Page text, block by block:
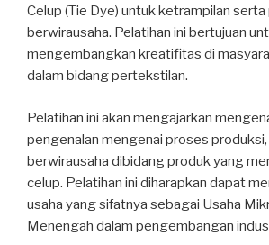
Lingkungan
Sungai
Cikapundung”
Celup (Tie Dye) untuk ketrampilan serta
berwirausaha. Pelatihan ini bertujuan
mengembangkan kreatifitas di
dalam bidang pertekstilan.
Pelatihan ini akan mengajarkan
pengenalan mengenai proses
berwirausaha dibidang produk yang
celup. Pelatihan ini diharapkan dapat
usaha yang sifatnya sebagai Usaha
Menengah dalam pengembangan